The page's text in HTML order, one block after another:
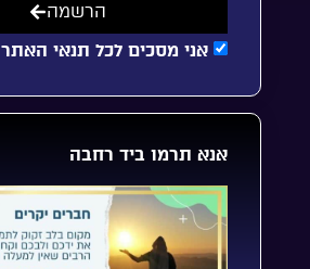
אני מסכים לכל תנאי האתר
הרשמה
אנא תרמו ביד רחבה